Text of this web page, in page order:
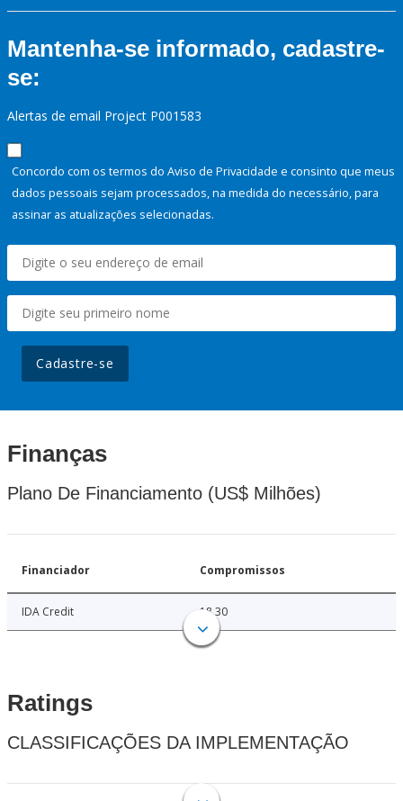
Mantenha-se informado, cadastre-
se:
Alertas de email Project P001583
Concordo com os termos do Aviso de Privacidade e consinto que meus
dados pessoais sejam processados, na medida do necessário, para
assinar as atualizações selecionadas.
Cadastre-se
Finanças
Plano De Financiamento (US$ Milhões)
Financiador Compromissos
IDA Credit 18.30
Ratings
CLASSIFICAÇÕES DA IMPLEMENTAÇÃO